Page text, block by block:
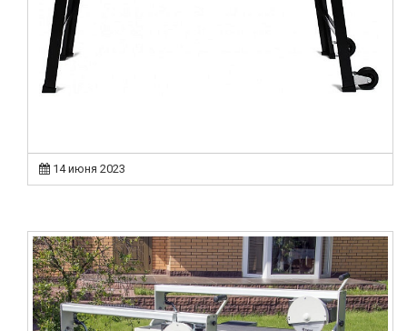
14 июня 2023